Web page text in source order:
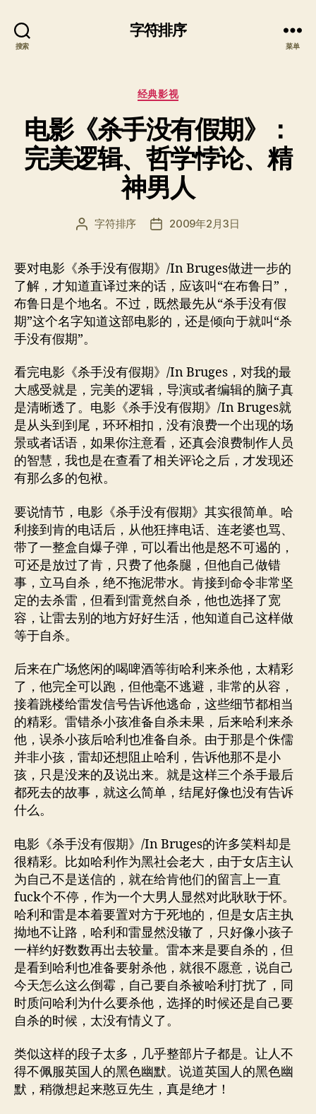
搜索
字符排序
菜单
分
经典影视
电影《杀手没有假期》：
完美逻辑、哲学悖论、精
神男人
文
者
字符排序
发
期
2009年2月3日
要对电影《杀手没有假期》/In Bruges做进一步的
了解，才知道直译过来的话，应该叫“在布鲁日”，
布鲁日是个地名。不过，既然最先从“杀手没有假
期”这个名字知道这部电影的，还是倾向于就叫“杀
手没有假期”。
看完电影《杀手没有假期》/In Bruges，对我的最
大感受就是，完美的逻辑，导演或者编辑的脑子真
是清晰透了。电影《杀手没有假期》/In Bruges就
是从头到到尾，环环相扣，没有浪费一个出现的场
景或者话语，如果你注意看，还真会浪费制作人员
的智慧，我也是在查看了相关评论之后，才发现还
有那么多的包袱。
要说情节，电影《杀手没有假期》其实很简单。哈
利接到肯的电话后，从他狂摔电话、连老婆也骂、
带了一整盒自爆子弹，可以看出他是怒不可遏的，
可还是放过了肯，只费了他条腿，但他自己做错
事，立马自杀，绝不拖泥带水。肯接到命令非常坚
定的去杀雷，但看到雷竟然自杀，他也选择了宽
容，让雷去别的地方好好生活，他知道自己这样做
等于自杀。
后来在广场悠闲的喝啤酒等街哈利来杀他，太精彩
了，他完全可以跑，但他毫不逃避，非常的从容，
接着跳楼给雷发信号告诉他逃命，这些细节都相当
的精彩。雷错杀小孩准备自杀未果，后来哈利来杀
他，误杀小孩后哈利也准备自杀。由于那是个侏儒
并非小孩，雷却还想阻止哈利，告诉他那不是小
孩，只是没来的及说出来。就是这样三个杀手最后
都死去的故事，就这么简单，结尾好像也没有告诉
什么。
电影《杀手没有假期》/In Bruges的许多笑料却是
很精彩。比如哈利作为黑社会老大，由于女店主认
为自己不是送信的，就在给肯他们的留言上一直
fuck个不停，作为一个大男人显然对此耿耿于怀。
哈利和雷是本着要置对方于死地的，但是女店主执
拗地不让路，哈利和雷显然没辙了，只好像小孩子
一样约好数数再出去较量。雷本来是要自杀的，但
是看到哈利也准备要射杀他，就很不愿意，说自己
今天怎么这么倒霉，自己要自杀被哈利打扰了，同
时质问哈利为什么要杀他，选择的时候还是自己要
自杀的时候，太没有情义了。
类似这样的段子太多，几乎整部片子都是。让人不
得不佩服英国人的黑色幽默。说道英国人的黑色幽
默，稍微想起来憨豆先生，真是绝才！